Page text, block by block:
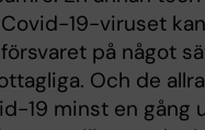
19-viruset
på något
Och de
19 minst en gång